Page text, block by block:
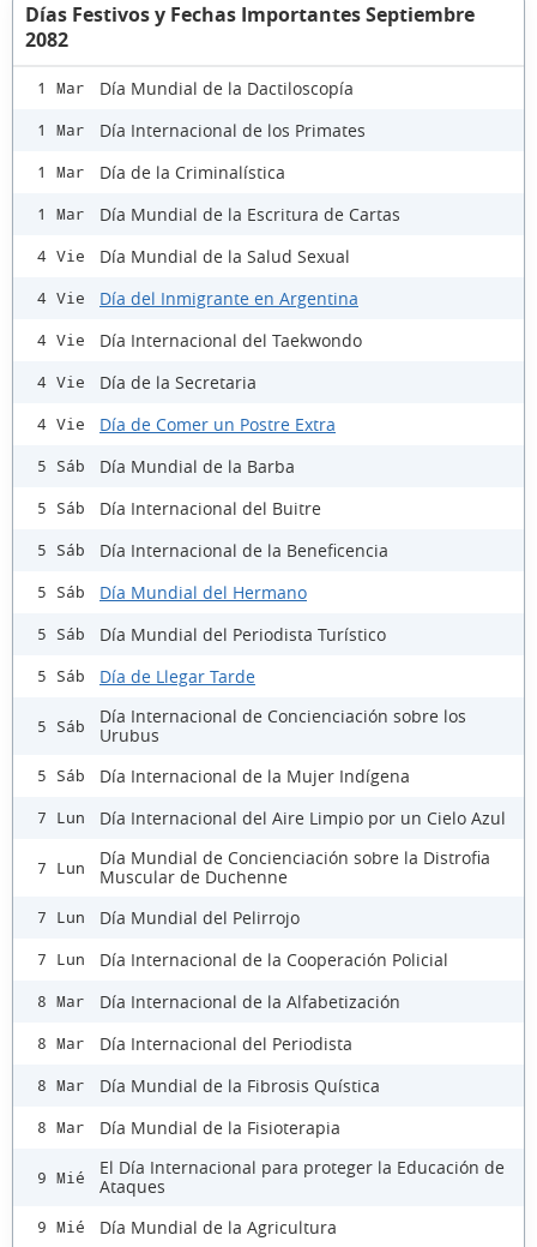
Días Festivos y Fechas Importantes Septiembre
2082
1 Mar Día Mundial de la Dactiloscopía
1 Mar Día Internacional de los Primates
1 Mar Día de la Criminalística
1 Mar Día Mundial de la Escritura de Cartas
4 Vie Día Mundial de la Salud Sexual
4 Vie Día del Inmigrante en Argentina
4 Vie Día Internacional del Taekwondo
4 Vie Día de la Secretaria
4 Vie Día de Comer un Postre Extra
5 Sáb Día Mundial de la Barba
5 Sáb Día Internacional del Buitre
5 Sáb Día Internacional de la Beneficencia
5 Sáb Día Mundial del Hermano
5 Sáb Día Mundial del Periodista Turístico
5 Sáb Día de Llegar Tarde
5 Sáb
Día Internacional de Concienciación sobre los
Urubus
5 Sáb Día Internacional de la Mujer Indígena
7 Lun Día Internacional del Aire Limpio por un Cielo Azul
7 Lun
Día Mundial de Concienciación sobre la Distrofia
Muscular de Duchenne
7 Lun Día Mundial del Pelirrojo
7 Lun Día Internacional de la Cooperación Policial
8 Mar Día Internacional de la Alfabetización
8 Mar Día Internacional del Periodista
8 Mar Día Mundial de la Fibrosis Quística
8 Mar Día Mundial de la Fisioterapia
9 Mié
El Día Internacional para proteger la Educación de
Ataques
9 Mié Día Mundial de la Agricultura